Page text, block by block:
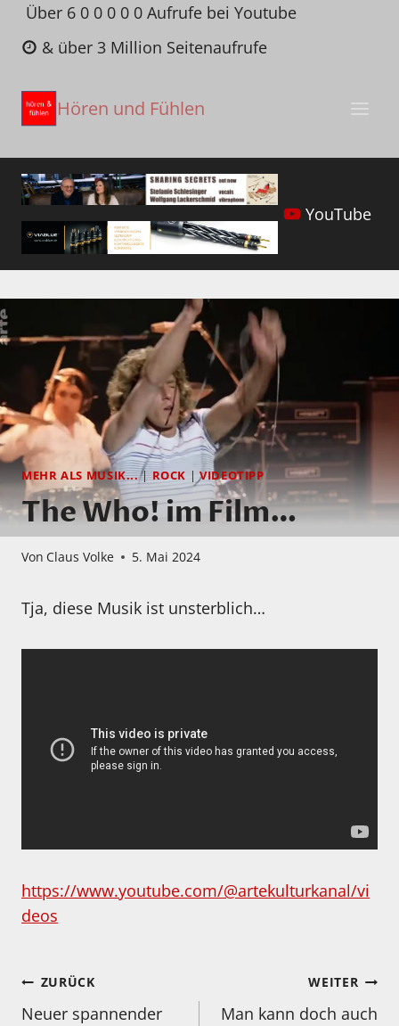
Zum
Inhalt
springen
Über 6 0 0 0 0 0 Aufrufe bei Youtube
& über 3 Million Seitenaufrufe
Hören und Fühlen
YouTube
MEHR ALS MUSIK...|ROCK |VIDEOTIPP
The Who! im Film…
Von Claus Volke 5. Mai 2024
Tja, diese Musik ist unsterblich…
https://www.youtube.com/@artekulturkanal/vi
deos
Beitragsnavigation
ZURÜCK
Neuer spannender
WEITER
Man kann doch auch